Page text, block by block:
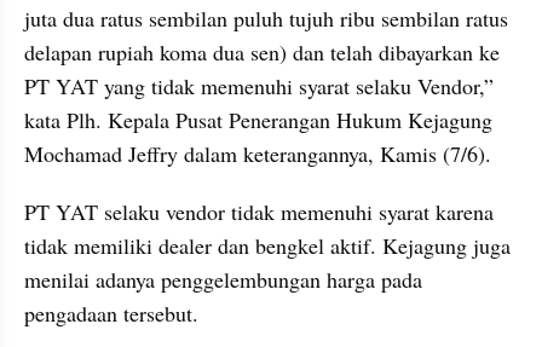
juta dua ratus sembilan puluh tujuh ribu sembilan ratus
delapan rupiah koma dua sen) dan telah dibayarkan ke
PT YAT yang tidak memenuhi syarat selaku Vendor,”
kata Plh. Kepala Pusat Penerangan Hukum Kejagung
Mochamad Jeffry dalam keterangannya, Kamis (7/6).
PT YAT selaku vendor tidak memenuhi syarat karena
tidak memiliki dealer dan bengkel aktif. Kejagung juga
menilai adanya penggelembungan harga pada
pengadaan tersebut.